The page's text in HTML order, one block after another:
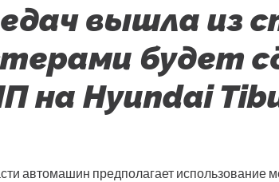
вышла из
будет
на Hyundai
автомашин предполагает использование